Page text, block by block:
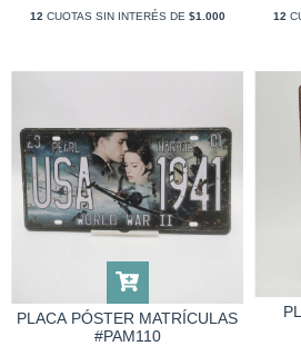
12 CUOTAS SIN INTERÉS DE $1.000 12
PLACA PÓSTER MATRÍCULAS
#PAM110